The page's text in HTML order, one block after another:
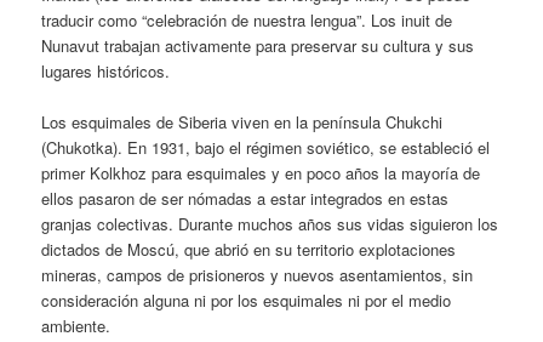
traducir como “celebración de nuestra lengua”. Los inuit de
Nunavut trabajan activamente para preservar su cultura y sus
lugares históricos.
Los esquimales de Siberia viven en la península Chukchi
(Chukotka). En 1931, bajo el régimen soviético, se estableció el
primer Kolkhoz para esquimales y en poco años la mayoría de
ellos pasaron de ser nómadas a estar integrados en estas
granjas colectivas. Durante muchos años sus vidas siguieron los
dictados de Moscú, que abrió en su territorio explotaciones
mineras, campos de prisioneros y nuevos asentamientos, sin
consideración alguna ni por los esquimales ni por el medio
ambiente.